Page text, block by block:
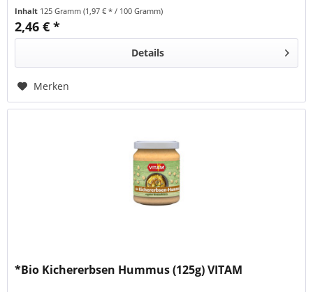
Inhalt 125 Gramm(1,97 € * / 100 Gramm)
2,46 € *
Details
Merken
*Bio Kichererbsen Hummus (125g) VITAM